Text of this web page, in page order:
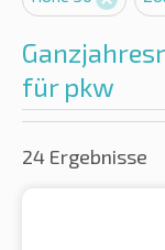
für pkw
24 Ergebnisse